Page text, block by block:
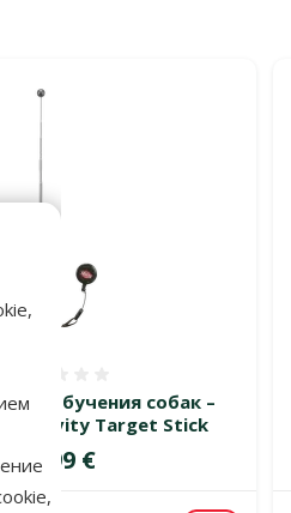
для обучения собак –
Activity Target Stick
Цена
7,99 €